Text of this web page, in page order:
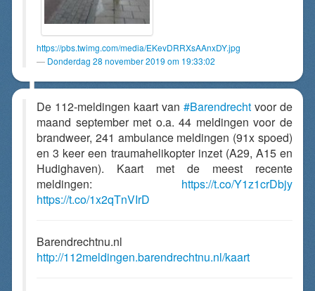
https://pbs.twimg.com/media/EKevDRRXsAAnxDY.jpg
Donderdag 28 november 2019 om 19:33:02
De 112-meldingen kaart van #Barendrecht voor de
maand september met o.a. 44 meldingen voor de
brandweer, 241 ambulance meldingen (91x spoed)
en 3 keer een traumahelikopter inzet (A29, A15 en
Hudighaven). Kaart met de meest recente
meldingen: https://t.co/Y1z1crDbjy
https://t.co/1x2qTnVIrD
Barendrechtnu.nl
http://112meldingen.barendrechtnu.nl/kaart